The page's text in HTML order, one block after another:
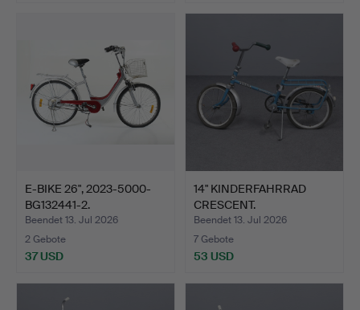
E-BIKE 26", 2023-5000-
BG132441-2.
Beendet 13. Jul 2026
2 Gebote
37 USD
14" KINDERFAHRRAD
CRESCENT.
Beendet 13. Jul 2026
7 Gebote
53 USD